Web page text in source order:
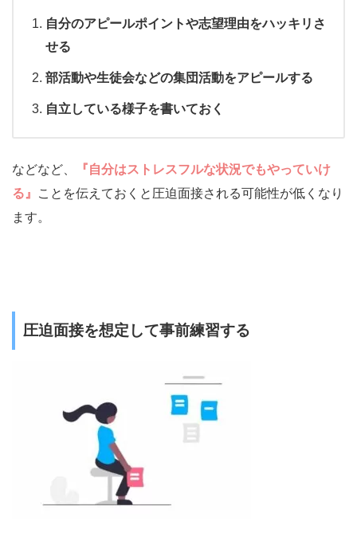
自分のアピールポイントや志望理由をハッキリさ
せる
部活動や生徒会などの集団活動をアピールする
自立している様子を書いておく
などなど、
『自分はストレスフルな状況でもやっていけ
る』
ことを伝えておくと圧迫面接される可能性が低くなり
ます。
圧迫面接を想定して事前練習する